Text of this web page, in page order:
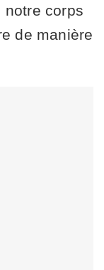
notre corps
de manière